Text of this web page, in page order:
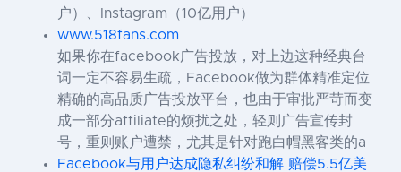
户）、Instagram（10亿用户）
www.518fans.com
如果你在facebook广告投放，对上边这种经典台
词一定不容易生疏，Facebook做为群体精准定位
精确的高品质广告投放平台，也由于审批严苛而变
成一部分affiliate的烦扰之处，轻则广告宣传封
号，重则账户遭禁，尤其是针对跑白帽黑客类的a
Facebook与用户达成隐私纠纷和解 赔偿5.5亿美